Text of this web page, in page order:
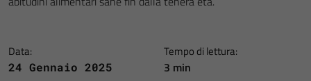
Data:
24 Gennaio 2025
Tempo di lettura:
3 min